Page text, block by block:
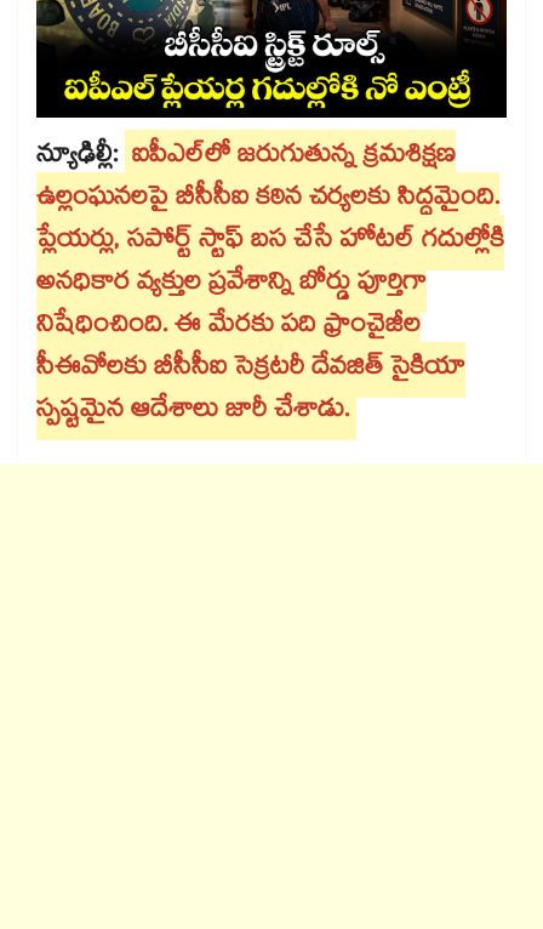
న్యూఢిల్లీ: ఐపీఎల్‌‌లో జరుగుతున్న క్రమశిక్షణ
ఉల్లంఘనలపై బీసీసీఐ కఠిన చర్యలకు సిద్ధమైంది.
ప్లేయర్లు, సపోర్ట్ స్టాఫ్‌‌ బస చేసే హోటల్‌‌ గదుల్లోకి
అనధికార వ్యక్తుల ప్రవేశాన్ని బోర్డు పూర్తిగా
నిషేధించింది. ఈ మేరకు పది ఫ్రాంచైజీల
సీఈవోలకు బీసీసీఐ సెక్రటరీ దేవజిత్‌‌ సైకియా
స్పష్టమైన ఆదేశాలు జారీ చేశాడు.